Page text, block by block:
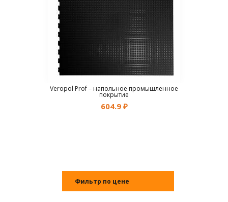
Veropol Prof – напольное промышленное
покрытие
604.9 ₽
Фильтр по цене